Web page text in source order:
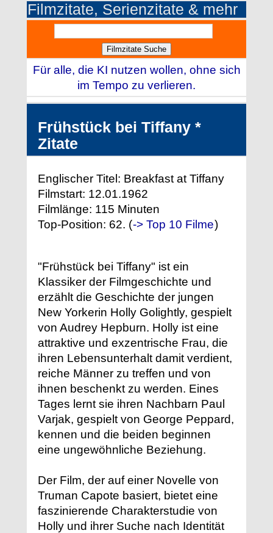
Filmzitate, Serienzitate & mehr
Für alle, die KI nutzen wollen, ohne sich
im Tempo zu verlieren.
Frühstück bei Tiffany *
Zitate
Englischer Titel: Breakfast at Tiffany
Filmstart: 12.01.1962
Filmlänge: 115 Minuten
Top-Position: 62. (-> Top 10 Filme)
"Frühstück bei Tiffany" ist ein
Klassiker der Filmgeschichte und
erzählt die Geschichte der jungen
New Yorkerin Holly Golightly, gespielt
von Audrey Hepburn. Holly ist eine
attraktive und exzentrische Frau, die
ihren Lebensunterhalt damit verdient,
reiche Männer zu treffen und von
ihnen beschenkt zu werden. Eines
Tages lernt sie ihren Nachbarn Paul
Varjak, gespielt von George Peppard,
kennen und die beiden beginnen
eine ungewöhnliche Beziehung.
Der Film, der auf einer Novelle von
Truman Capote basiert, bietet eine
faszinierende Charakterstudie von
Holly und ihrer Suche nach Identität